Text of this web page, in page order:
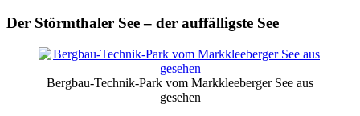
Der Störmthaler See – der auffälligste See
Bergbau-Technik-Park vom Markkleeberger See aus
gesehen